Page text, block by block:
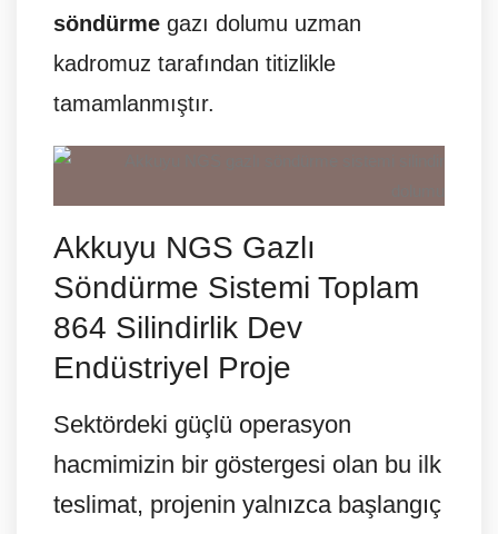
söndürme gazı dolumu uzman
kadromuz tarafından titizlikle
tamamlanmıştır.
Akkuyu NGS Gazlı
Söndürme Sistemi Toplam
864 Silindirlik Dev
Endüstriyel Proje
Sektördeki güçlü operasyon
hacmimizin bir göstergesi olan bu ilk
teslimat, projenin yalnızca başlangıç